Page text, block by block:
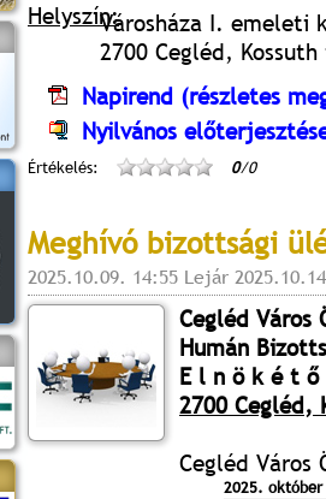
Helyszín:Városháza I. emeleti
2700 Cegléd,
Napirend (részletes
Nyilvános
Értékelés: 0/0
Meghívó bizottsági
2025.10.09. 14:55 Lejár
Cegléd Város
Humán
E l n ö k é t ő
2700 Cegléd,
Cegléd Város
2025.